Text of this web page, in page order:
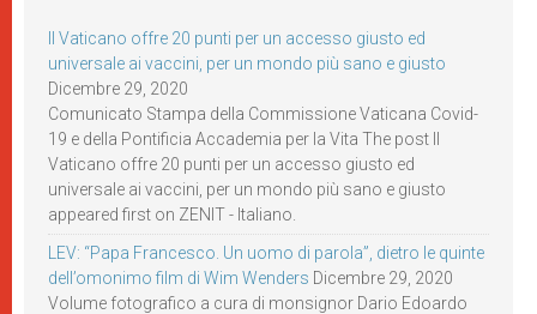
Il Vaticano offre 20 punti per un accesso giusto ed
universale ai vaccini, per un mondo più sano e giusto
Dicembre 29, 2020
Comunicato Stampa della Commissione Vaticana Covid-
19 e della Pontificia Accademia per la Vita The post Il
Vaticano offre 20 punti per un accesso giusto ed
universale ai vaccini, per un mondo più sano e giusto
appeared first on ZENIT - Italiano.
LEV: “Papa Francesco. Un uomo di parola”, dietro le quinte
dell’omonimo film di Wim Wenders Dicembre 29, 2020
Volume fotografico a cura di monsignor Dario Edoardo